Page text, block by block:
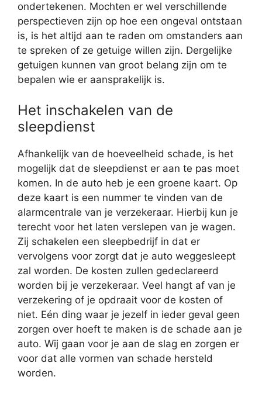
ondertekenen. Mochten er wel verschillende
perspectieven zijn op hoe een ongeval ontstaan
is, is het altijd aan te raden om omstanders aan
te spreken of ze getuige willen zijn. Dergelijke
getuigen kunnen van groot belang zijn om te
bepalen wie er aansprakelijk is.
Het inschakelen van de
sleepdienst
Afhankelijk van de hoeveelheid schade, is het
mogelijk dat de sleepdienst er aan te pas moet
komen. In de auto heb je een groene kaart. Op
deze kaart is een nummer te vinden van de
alarmcentrale van je verzekeraar. Hierbij kun je
terecht voor het laten verslepen van je wagen.
Zij schakelen een sleepbedrijf in dat er
vervolgens voor zorgt dat je auto weggesleept
zal worden. De kosten zullen gedeclareerd
worden bij je verzekeraar. Veel hangt af van je
verzekering of je opdraait voor de kosten of
niet. Eén ding waar je jezelf in ieder geval geen
zorgen over hoeft te maken is de schade aan je
auto. Wij gaan voor je aan de slag en zorgen er
voor dat alle vormen van schade hersteld
worden.